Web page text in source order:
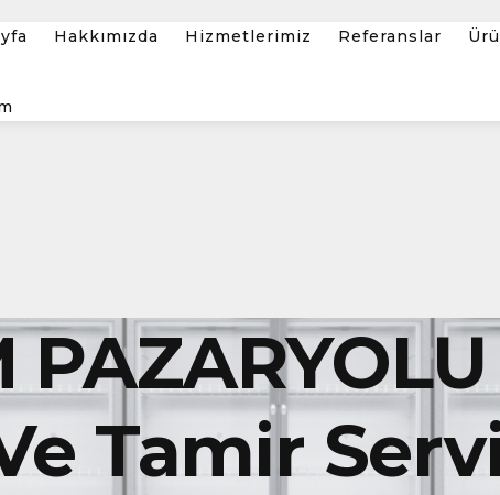
Hakkımızda Hizmetlerimiz Referanslar
Tamir